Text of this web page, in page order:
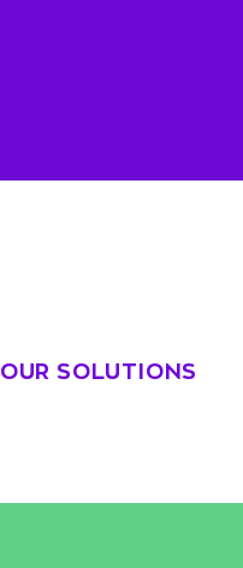
OUR SOLUTIONS